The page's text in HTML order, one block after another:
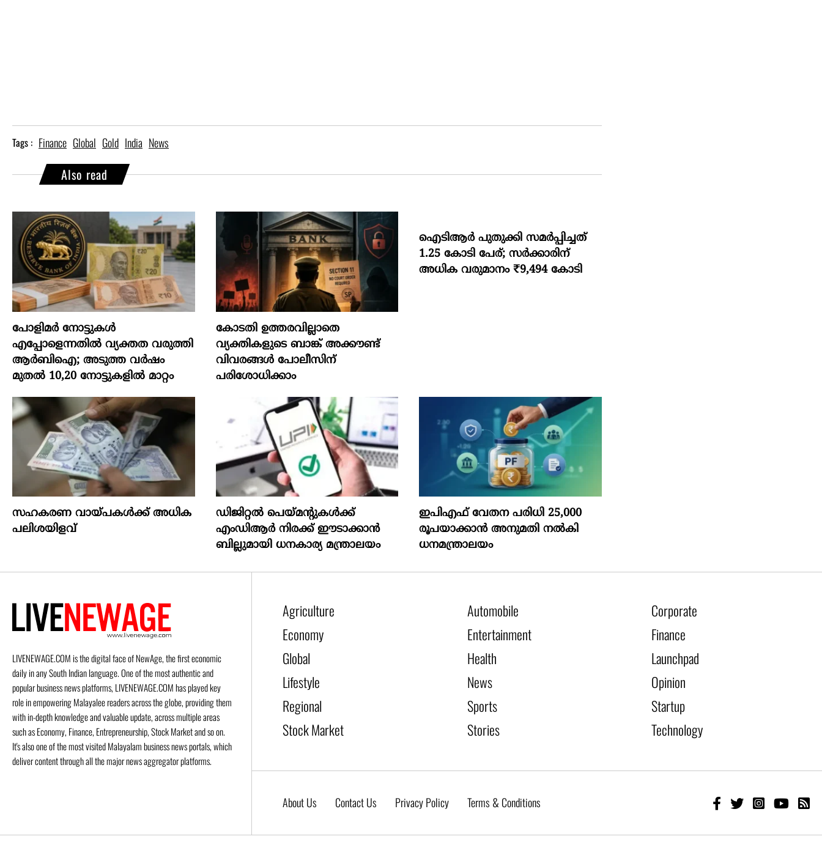
Tags : Finance Global Gold India News
Also read
പോളിമർ നോട്ടുകൾ
എപ്പോളെന്നതിൽ വ്യക്തത വരുത്തി
ആർബിഐ; അടുത്ത വർഷം
മുതൽ 10,20 നോട്ടുകളിൽ മാറ്റം
കോടതി ഉത്തരവില്ലാതെ
വ്യക്തികളുടെ ബാങ്ക് അക്കൗണ്ട്
വിവരങ്ങൾ പോലീസിന്
പരിശോധിക്കാം
ഐടിആര്‍ പുതുക്കി സമർപ്പിച്ചത്
1.25 കോടി പേര്; സർക്കാരിന്
അധിക വരുമാനം ₹9,494 കോടി
സഹകരണ വായ്പകള്‍ക്ക് അധിക
പലിശയിളവ്
ഡിജിറ്റൽ പെയ്മന്റുകൾക്ക്
എംഡിആർ നിരക്ക് ഈടാക്കാൻ
ബില്ലുമായി ധനകാര്യ മന്ത്രാലയം
ഇപിഎഫ് വേതന പരിധി 25,000
രൂപയാക്കാൻ അനുമതി നൽകി
ധനമന്ത്രാലയം
LIVENEWAGE.COM is the digital face of NewAge, the first economic
daily in any South Indian language. One of the most authentic and
popular business news platforms, LIVENEWAGE.COM has played key
role in empowering Malayalee readers across the globe, providing them
with in-depth knowledge and valuable update, across multiple areas
such as Economy, Finance, Entrepreneurship, Stock Market and so on.
It's also one of the most visited Malayalam business news portals, which
deliver content through all the major news aggregator platforms.
Agriculture Automobile
Corporate
Economy
Entertainment
Finance
Global
Health
Launchpad
Lifestyle
News
Opinion
Regional
Sports
Startup
Stock Market
Stories Technology
About Us Contact Us Privacy Policy Terms & Conditions